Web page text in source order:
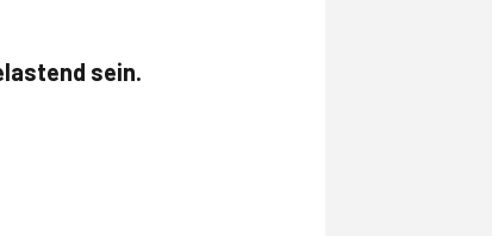
sein.